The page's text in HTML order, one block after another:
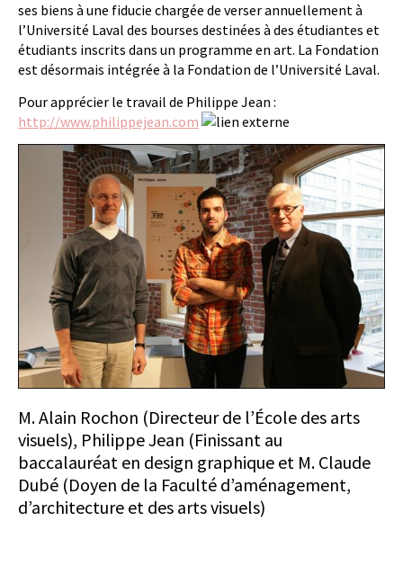
ses biens à une fiducie chargée de verser annuellement à
l’Université Laval des bourses destinées à des étudiantes et
étudiants inscrits dans un programme en art. La Fondation
est désormais intégrée à la Fondation de l’Université Laval.
Pour apprécier le travail de Philippe Jean :
http://www.philippejean.com
M. Alain Rochon (Directeur de l’École des arts
visuels), Philippe Jean (Finissant au
baccalauréat en design graphique et M. Claude
Dubé (Doyen de la Faculté d’aménagement,
d’architecture et des arts visuels)